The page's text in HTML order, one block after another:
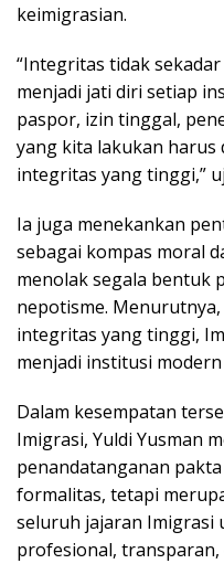
keimigrasian.
“Integritas tidak
menjadi jati diri setiap
paspor, izin tinggal,
yang kita lakukan harus
integritas yang tinggi,”
Ia juga menekankan
sebagai kompas moral
menolak segala bentuk
nepotisme.
integritas yang tinggi,
menjadi institusi
Dalam kesempatan
Imigrasi, Yuldi Yusman
penandatanganan
formalitas, tetapi
seluruh jajaran Imigrasi
profesional,